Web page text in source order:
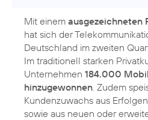
Mit einem ausgezeichneten
hat sich der
Deutschland im zweiten
Im traditionell starken
Unternehmen 184.000
hinzugewonnen . Zudem
Kundenzuwachs aus
sowie aus neuen oder